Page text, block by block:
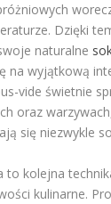
Dzięki
naturalne
na wyjątkową
vide świetnie
oraz
się niezwykle
to kolejna
kulinarne.